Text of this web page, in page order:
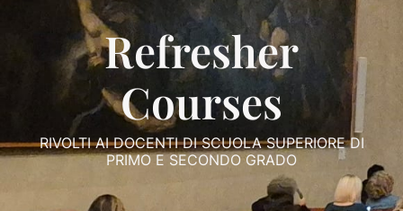
Refresher
Courses
RIVOLTI AI DOCENTI DI SCUOLA SUPERIORE DI
PRIMO E SECONDO GRADO